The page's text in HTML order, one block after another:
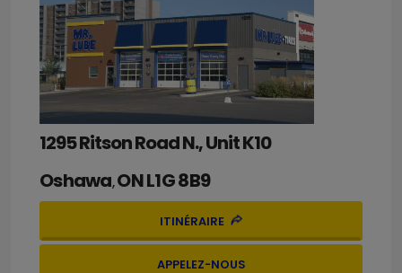
1295 Ritson Road N., Unit K10
Oshawa,ONL1G 8B9
ITINÉRAIRE
APPELEZ-NOUS